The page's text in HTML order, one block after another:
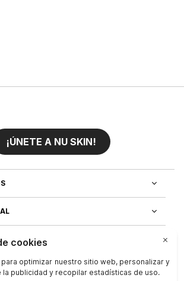
¡ÚNETE A NU SKIN!
APLICACIONES